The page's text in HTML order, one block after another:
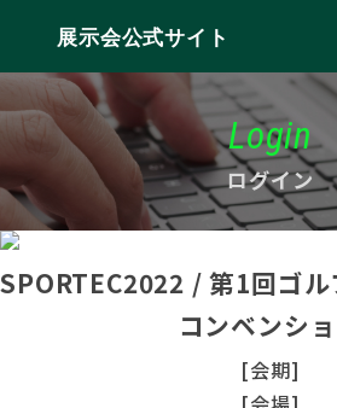
展示会公式サイト
Login
ログイン
SPORTEC2022 / 第1回ゴ
コンベンシ
[会期]